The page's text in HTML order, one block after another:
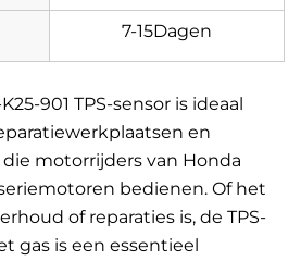
7-15Dagen
901 TPS-sensor is ideaal
en
motorrijders van Honda
bedienen. Of het
of reparaties is, de TPS-
gas is een essentieel